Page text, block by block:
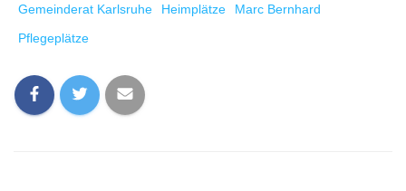
Gemeinderat Karlsruhe
Heimplätze
Marc Bernhard
Pflegeplätze